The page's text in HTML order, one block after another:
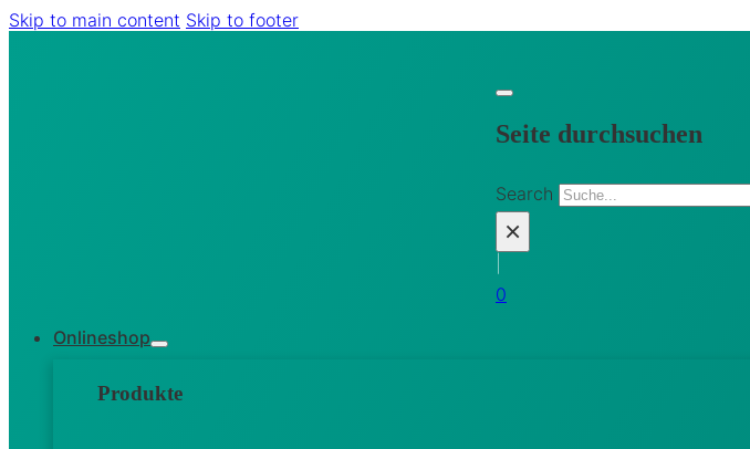
Skip to main content Skip to footer
Seite durchsuchen
Search
×
0
Onlineshop
Produkte